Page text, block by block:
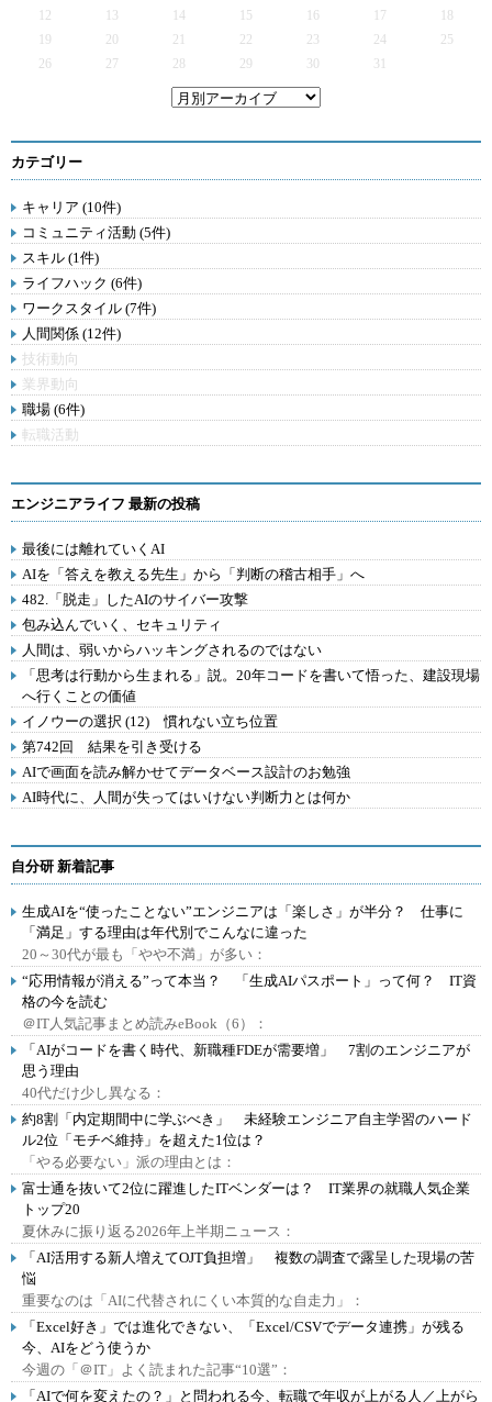
12
13 14 15 16 17
19
20 21 22 23 24
25
26
27 28 29 30 31
カテゴリー
キャリア (10件)
コミュニティ活動 (5件)
スキル (1件)
ライフハック (6件)
ワークスタイル (7件)
人間関係 (12件)
技術動向
業界動向
職場 (6件)
転職活動
エンジニアライフ 最新の投稿
最後には離れていくAI
AIを「答えを教える先生」から「判断の稽古相手」へ
482.「脱走」したAIのサイバー攻撃
包み込んでいく、セキュリティ
人間は、弱いからハッキングされるのではない
「思考は行動から生まれる」説。20年コードを書いて悟った、建設現場
へ行くことの価値
イノウーの選択 (12) 慣れない立ち位置
第742回 結果を引き受ける
AIで画面を読み解かせてデータベース設計のお勉強
AI時代に、人間が失ってはいけない判断力とは何か
自分研 新着記事
生成AIを“使ったことない”エンジニアは「楽しさ」が半分？ 仕事に
「満足」する理由は年代別でこんなに違った
20～30代が最も「やや不満」が多い：
“応用情報が消える”って本当？ 「生成AIパスポート」って何？ IT資
格の今を読む
＠IT人気記事まとめ読みeBook（6）：
「AIがコードを書く時代、新職種FDEが需要増」 7割のエンジニアが
思う理由
40代だけ少し異なる：
約8割「内定期間中に学ぶべき」 未経験エンジニア自主学習のハード
ル2位「モチベ維持」を超えた1位は？
「やる必要ない」派の理由とは：
富士通を抜いて2位に躍進したITベンダーは？ IT業界の就職人気企業
トップ20
夏休みに振り返る2026年上半期ニュース：
「AI活用する新人増えてOJT負担増」 複数の調査で露呈した現場の苦
悩
重要なのは「AIに代替されにくい本質的な自走力」：
「Excel好き」では進化できない、「Excel/CSVでデータ連携」が残る
今、AIをどう使うか
今週の「＠IT」よく読まれた記事“10選”：
「AIで何を変えたの？」と問われる今、転職で年収が上がる人／上がら